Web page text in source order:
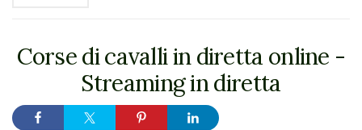
Corse di cavalli in diretta online -
Streaming in diretta